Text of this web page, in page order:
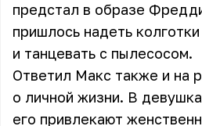
предстал в образе
пришлось надеть
и танцевать с пылесосом.
Ответил Макс также и на
о личной жизни. В
его привлекают